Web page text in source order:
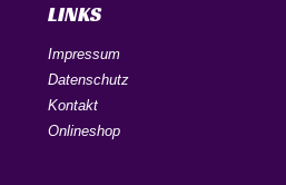
LINKS
Impressum
Datenschutz
Kontakt
Onlineshop